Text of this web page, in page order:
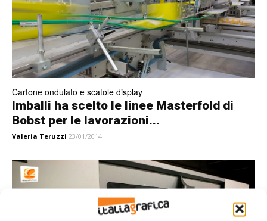
Cartone ondulato e scatole display
Imballi ha scelto le linee Masterfold di
Bobst per le lavorazioni...
Valeria Teruzzi 23/01/2014